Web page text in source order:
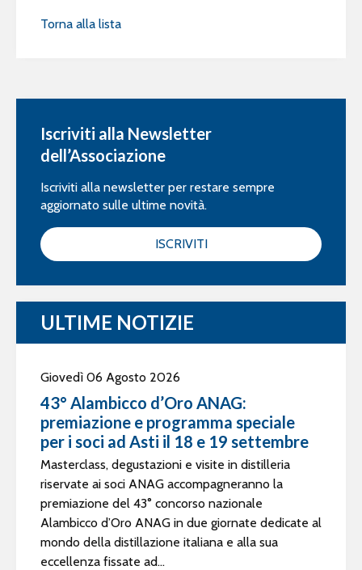
Torna alla lista
Iscriviti alla Newsletter
dell’Associazione
Iscriviti alla newsletter per restare sempre
aggiornato sulle ultime novità.
ISCRIVITI
ULTIME NOTIZIE
Giovedì 06 Agosto 2026
43° Alambicco d’Oro ANAG:
premiazione e programma speciale
per i soci ad Asti il 18 e 19 settembre
Masterclass, degustazioni e visite in distilleria
riservate ai soci ANAG accompagneranno la
premiazione del 43° concorso nazionale
Alambicco d’Oro ANAG in due giornate dedicate al
mondo della distillazione italiana e alla sua
eccellenza fissate ad...